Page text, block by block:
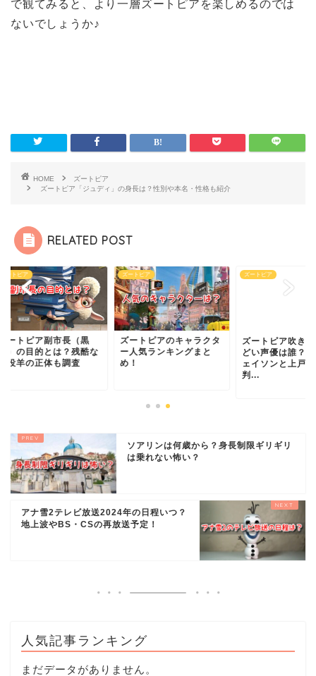
で観てみると、より一層ズートピアを楽しめるのでは
ないでしょうか♪
HOME
ズートピア
ズートピア「ジュディ」の身長は？性別や本名・性格も紹介
RELATED POST
ピア
トピア副市長（黒
の目的とは？残酷な
羊の正体も調査
ズートピア
ズートピアのキャラクタ
ー人気ランキングまと
め！
ズートピア
ズートピア吹き替え
どい声優は誰？厚切
ェイソンと上戸彩の
判...
ソアリンは何歳から？身長制限ギリギリ
は乗れない怖い？
アナ雪2テレビ放送2024年の日程いつ？
地上波やBS・CSの再放送予定！
人気記事ランキング
まだデータがありません。